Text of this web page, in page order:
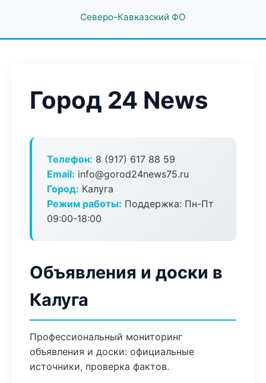
Северо-Кавказский ФО
Город 24 News
Телефон: 8 (917) 617 88 59
Email: info@gorod24news75.ru
Город: Калуга
Режим работы: Поддержка: Пн-Пт
09:00-18:00
Объявления и доски в
Калуга
Профессиональный мониторинг
объявления и доски: официальные
источники, проверка фактов.